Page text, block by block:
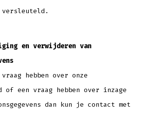
versleuteld.
en verwijderen van
hebben over onze
of een vraag hebben over inzage
dan kun je contact met